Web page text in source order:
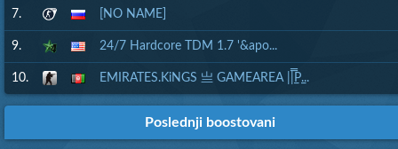
7. [NO NAME]
9. 24/7 Hardcore TDM 1.7 '&apo...
10. EMIRATES.KiNGS 亗 GAMEAREA ||͇̿P͇...
Poslednji boostovani